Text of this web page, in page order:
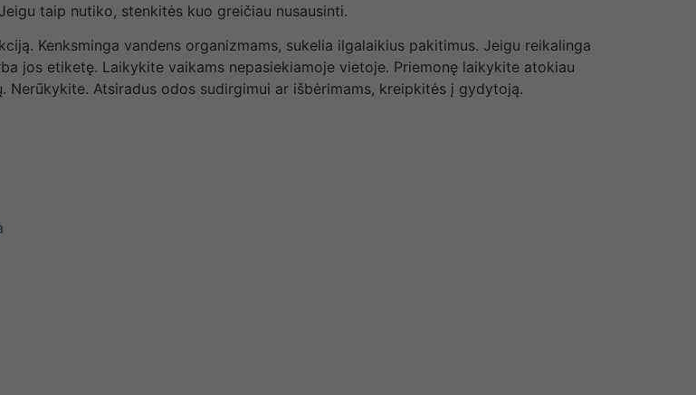
taip nutiko, stenkitės kuo greičiau nusausinti.
Kenksminga vandens organizmams, sukelia ilgalaikius pakitimus. Jeigu reikalinga
jos etiketę. Laikykite vaikams nepasiekiamoje vietoje. Priemonę laikykite atokiau
Atsiradus odos sudirgimui ar išbėrimams, kreipkitės į gydytoją.